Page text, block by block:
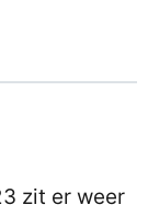
zit er weer